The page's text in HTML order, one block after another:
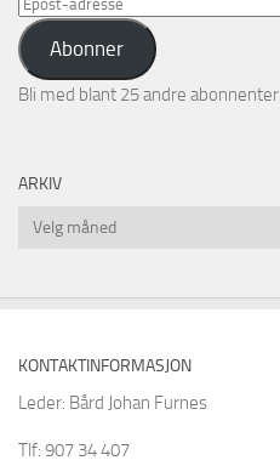
adresse
Abonner
Bli med blant 25 andre abonnenter
ARKIV
Arkiv
KONTAKTINFORMASJON
Leder: Bård Johan Furnes
Tlf: 907 34 407